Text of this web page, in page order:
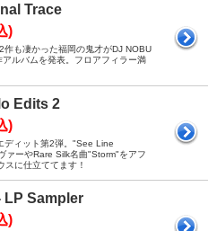
Trace
)
作も凄かった福岡の鬼才がDJ NOBU
ルバムを発表。フロアフィラー満
Edits 2
)
ディット第2弾。"See Line
ァーやRare Silk名曲"Storm"をアフ
スに仕立ててます！
LP Sampler
)